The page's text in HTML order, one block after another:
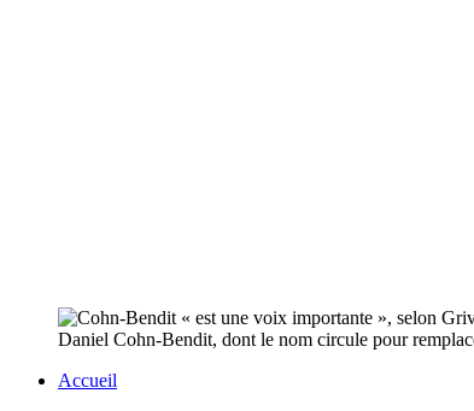
Daniel Cohn-Bendit, dont le nom circule pour
Accueil